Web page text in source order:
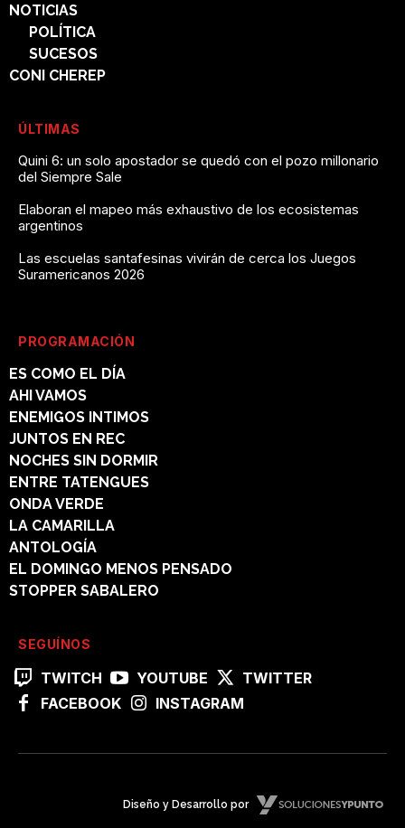
NOTICIAS
POLÍTICA
SUCESOS
CONI CHEREP
ÚLTIMAS
Quini 6: un solo apostador se quedó con el pozo millonario
del Siempre Sale
Elaboran el mapeo más exhaustivo de los ecosistemas
argentinos
Las escuelas santafesinas vivirán de cerca los Juegos
Suramericanos 2026
PROGRAMACIÓN
ES COMO EL DÍA
AHI VAMOS
ENEMIGOS INTIMOS
JUNTOS EN REC
NOCHES SIN DORMIR
ENTRE TATENGUES
ONDA VERDE
LA CAMARILLA
ANTOLOGÍA
EL DOMINGO MENOS PENSADO
STOPPER SABALERO
SEGUÍNOS
TWITCH YOUTUBE
TWITTER
FACEBOOK
INSTAGRAM
Diseño y Desarrollo por